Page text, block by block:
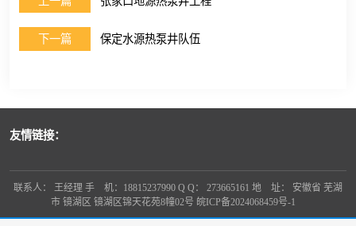
下一篇 保定水源热泵井队伍
友情链接：
联系人： 王经理 手 机：18815237990 Q Q： 273665161 地 址： 安徽省 芜湖
市 镜湖区 镜湖区锦天花苑8幢02号 皖ICP备2024068459号-1